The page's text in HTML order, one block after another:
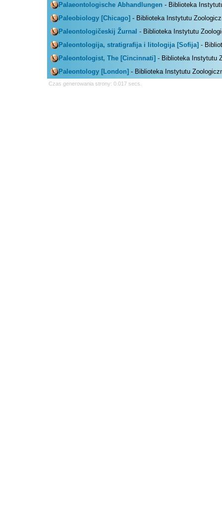
Palaeontologische Abhandlungen - Biblioteka
Paleobiology [Chicago] - Biblioteka Instytutu
Paleontologičeskij Žurnal - Biblioteka Instytutu
Paleontologija, stratigrafija i litologija [Sofija] -
Paleontologist, The [Cincinnati] - Biblioteka Instytutu
Paleontology [London] - Biblioteka Instytutu
Czas generowania strony: 0.017 secs.